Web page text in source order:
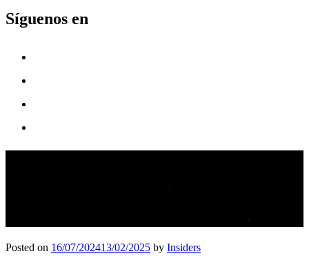
Síguenos en
Posted on 16/07/202413/02/2025 by Insiders